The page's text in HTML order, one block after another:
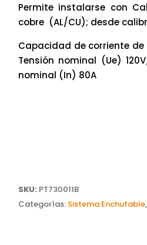
Permite instalarse con
cobre (AL/CU); desde
Capacidad de corriente
Tensión nominal (Ue)
nominal (In) 80A
SKU: PT730011B
Categorías: Sistema Enchufable,